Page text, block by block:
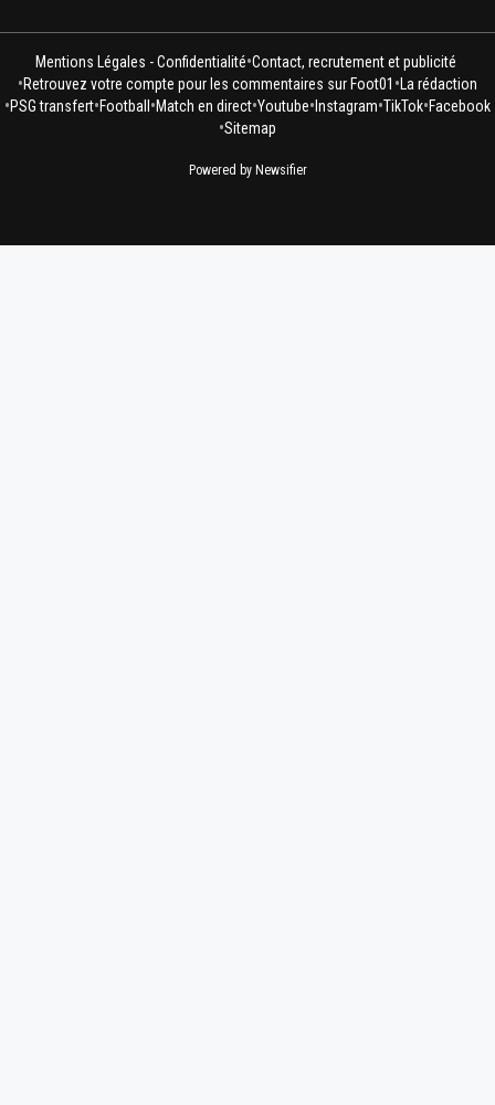
Mentions Légales - Confidentialité•Contact, recrutement et publicité
•Retrouvez votre compte pour les commentaires sur Foot01 •La rédaction
•PSG transfert•Football•Match en direct•Youtube•Instagram•TikTok•Facebook
•Sitemap
Powered by Newsifier